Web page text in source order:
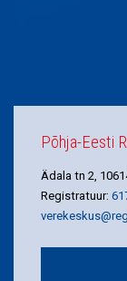
Põhja-Eesti
Ädala tn 2,
Registratuur: